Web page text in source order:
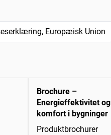
Europæisk Union
Brochure –
Energieffektivitet og
komfort i bygninger
Produktbrochurer